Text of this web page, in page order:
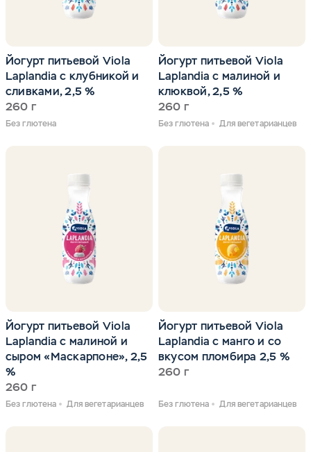
Йогурт питьевой Viola
Laplandia с клубникой и
сливками, 2,5 %
260 г
Без глютена
Йогурт питьевой Viola
Laplandia с малиной и
клюквой, 2,5 %
260 г
Без глютена Для вегетарианцев
Йогурт питьевой Viola
Laplandia с малиной и
сыром «Маскарпоне», 2,5
%
260 г
Без глютена Для вегетарианцев
Йогурт питьевой Viola
Laplandia с манго и со
вкусом пломбира 2,5 %
260 г
Без глютена Для вегетарианцев